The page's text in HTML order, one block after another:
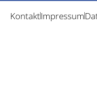
KontaktImpressum